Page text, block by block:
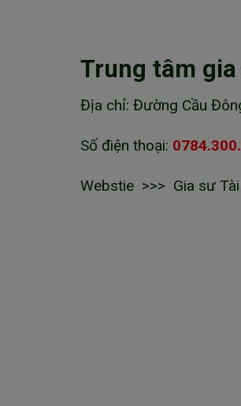
Trung tâm
Địa chỉ: Đường Cầu
Số điện thoại:
Webstie >>> Gia sư